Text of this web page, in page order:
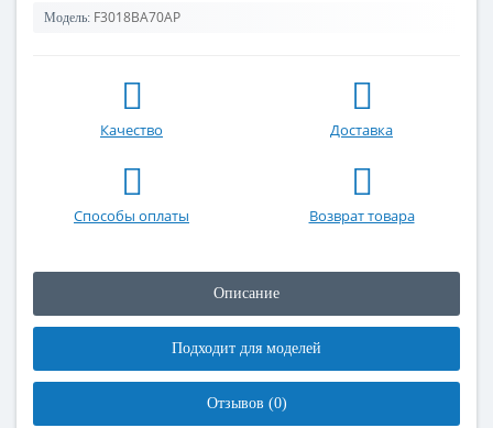
Модель: F3018BA70AP
Качество Доставка
Способы оплаты Возврат товара
Описание
Подходит для моделей
Отзывов (0)